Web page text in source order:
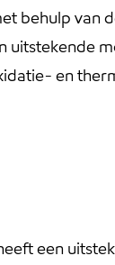
behulp van
en
een